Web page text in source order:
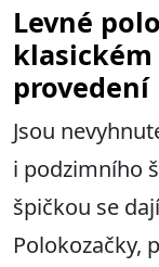
Levné
provedení
Jsou
i podzimního
špičkou se
Polokozačky,